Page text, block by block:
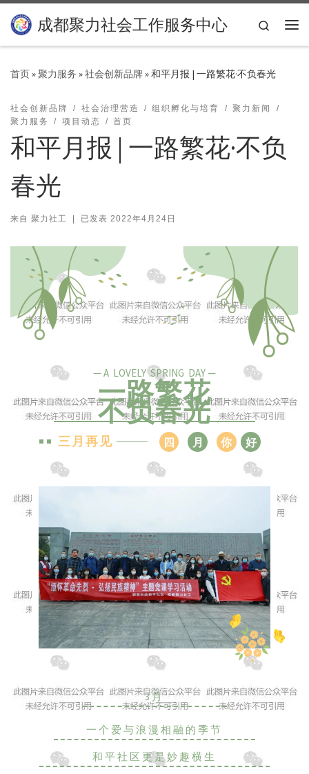
Skip to content
成都聚力社会工作服务中心
Search
首页»聚力服务 »社会创新品牌 »和平月报 | 一路繁花·不负春光
社会创新品牌 社会治理营造 组织孵化与培育
聚力新闻
聚力服务
项目动态 首页
和平月报 | 一路繁花·不负
春光
来自 聚力社工 已发表 2022年4月24日
— A LOVELY SPRING DAY —
一路繁花
不负春光
三月再见 四 月 你 好
3月
一个爱与浪漫相融的季节
和平社区更是妙趣横生